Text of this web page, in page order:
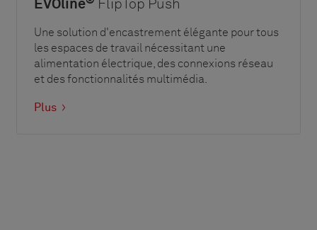
EVOline FlipTop Push
Une solution d'encastrement élégante pour tous
les espaces de travail nécessitant une
alimentation électrique, des connexions réseau
et des fonctionnalités multimédia.
Plus